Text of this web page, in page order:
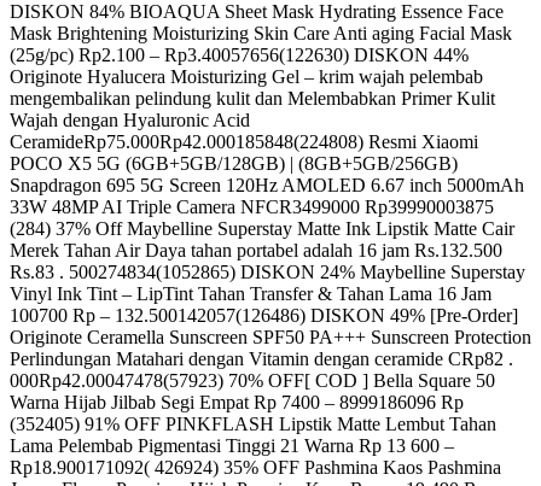
DISKON 84% BIOAQUA Sheet Mask Hydrating Essence Face
Mask Brightening Moisturizing Skin Care Anti aging Facial Mask
(25g/pc) Rp2.100 – Rp3.40057656(122630) DISKON 44%
Originote Hyalucera Moisturizing Gel – krim wajah pelembab
mengembalikan pelindung kulit dan Melembabkan Primer Kulit
Wajah dengan Hyaluronic Acid
CeramideRp75.000Rp42.000185848(224808) Resmi Xiaomi
POCO X5 5G (6GB+5GB/128GB) | (8GB+5GB/256GB)
Snapdragon 695 5G Screen 120Hz AMOLED 6.67 inch 5000mAh
33W 48MP AI Triple Camera NFCR3499000 Rp39990003875
(284) 37% Off Maybelline Superstay Matte Ink Lipstik Matte Cair
Merek Tahan Air Daya tahan portabel adalah 16 jam Rs.132.500
Rs.83 . 500274834(1052865) DISKON 24% Maybelline Superstay
Vinyl Ink Tint – LipTint Tahan Transfer & Tahan Lama 16 Jam
100700 Rp – 132.500142057(126486) DISKON 49% [Pre-Order]
Originote Ceramella Sunscreen SPF50 PA+++ Sunscreen Protection
Perlindungan Matahari dengan Vitamin dengan ceramide CRp82 .
000Rp42.00047478(57923) 70% OFF[ COD ] Bella Square 50
Warna Hijab Jilbab Segi Empat Rp 7400 – 8999186096 Rp
(352405) 91% OFF PINKFLASH Lipstik Matte Lembut Tahan
Lama Pelembab Pigmentasi Tinggi 21 Warna Rp 13 600 –
Rp18.900171092( 426924) 35% OFF Pashmina Kaos Pashmina